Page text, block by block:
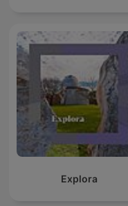
Explora